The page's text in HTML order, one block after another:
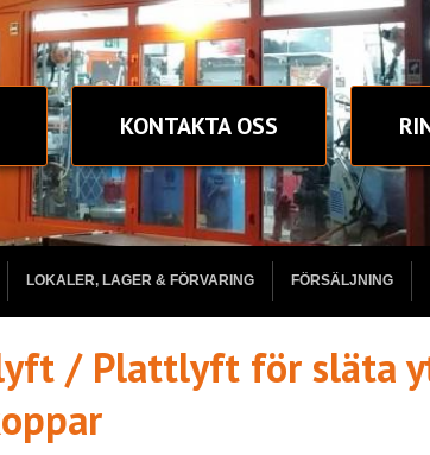
KONTAKTA OSS
LOKALER, LAGER & FÖRVARING FÖRSÄLJNING
/ Plattlyft för släta